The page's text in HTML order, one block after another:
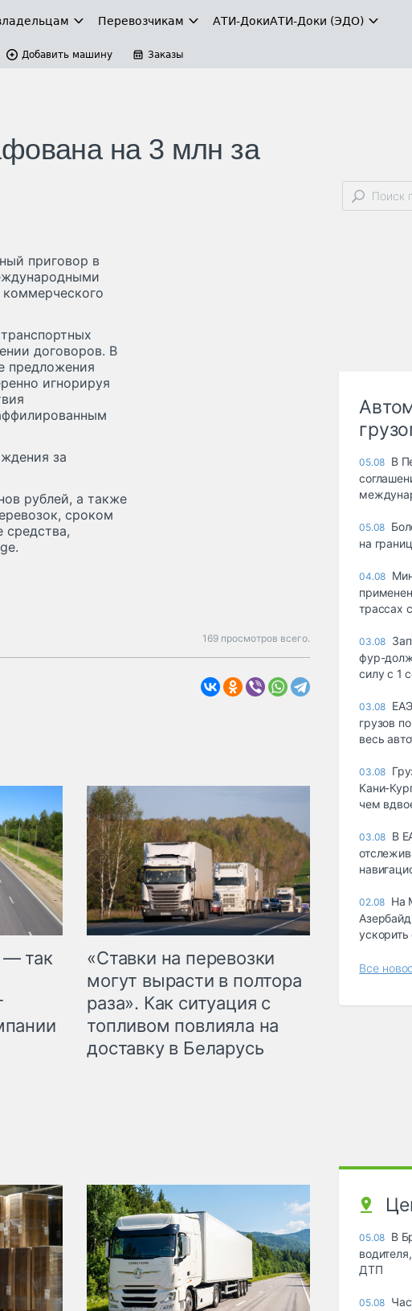
Перевозчикам АТИ-ДокиАТИ-Доки (ЭДО)
Добавить машину Заказы
на 3 млн за
приговор в
договоров. В
предложения
игнорируя
за
рублей, а также
сроком
средства,
169 просмотров всего.
так
«Ставки на перевозки
могут вырасти в полтора
раза». Как ситуация с
топливом повлияла на
доставку в Беларусь
05.08 В
05.08
на
04.08
трассах
03.08
фур-
силу с 1
03.08
грузов
весь
03.08
Кани-
чем
03.08 В
02.08 На
Все
05.08 В
ДТП
05.08